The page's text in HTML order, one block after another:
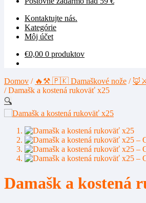
Kontaktujte nás.
Kategórie
Môj účet
€0,00 0 produktov
Domov / 🔥⚒️ 🇵🇰 Damaškové nože /
/Damašk a kostená rukoväť x25
🔍
Damašk a kostená